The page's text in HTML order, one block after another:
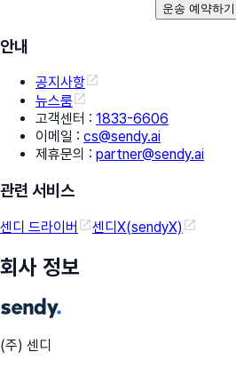
운송 예약하기
안내
공지사항
뉴스룸
고객센터 : 1833-6606
이메일 : cs@sendy.ai
제휴문의 : partner@sendy.ai
관련 서비스
센디 드라이버 센디X(sendyX)
회사 정보
(주) 센디